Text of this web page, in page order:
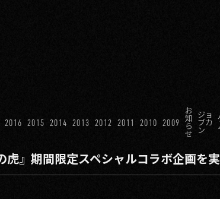
2016 2015 2014 2013 2012 2011 2010 2009
お
知
ら
せ
ジョ
ブカ
ン
』期間限定スペシャルコラボ企画を